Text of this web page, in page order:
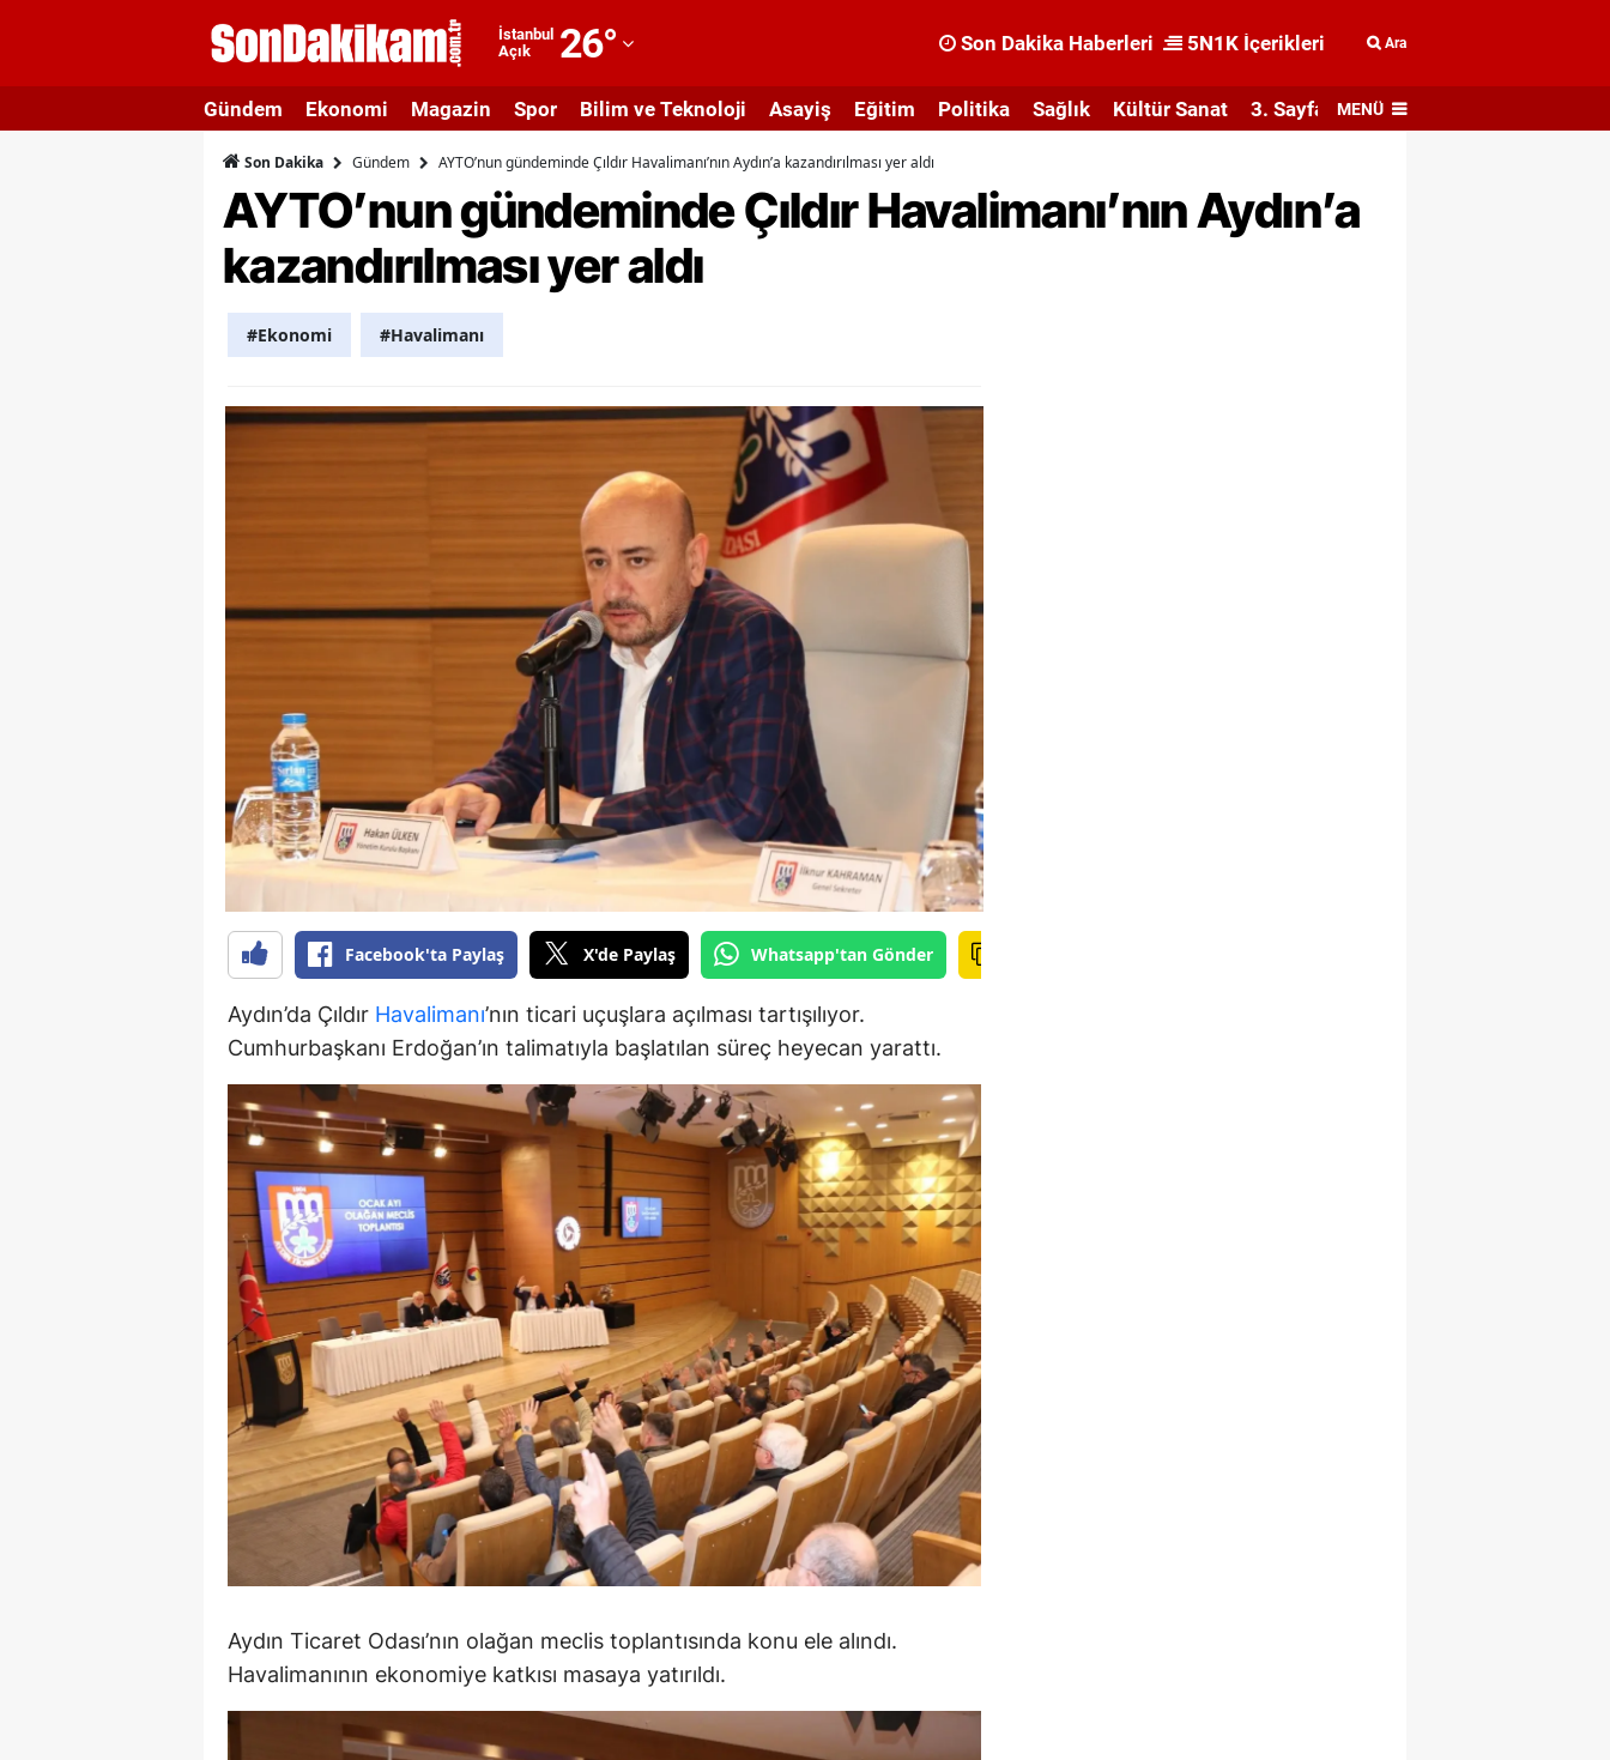
İstanbul
Açık
26°
Adıyaman
Afyonkarahisar
Ağrı
Amasya
Artvin
Balıkesir
Bingöl
Bitlis
Bolu
Burdur
Bursa
Çanakkale
Çankırı
Çorum
Denizli
Diyarbakır
Edirne
Elazığ
Erzincan
Erzurum
Eskişehir
Gaziantep
Giresun
Gümüşhane
Hakkari
Hatay
Isparta
Mersin
Son Dakika Haberleri 5N1K İçerikleri Ara
Gündem Ekonomi Magazin Spor Bilim ve Teknoloji Asayiş Eğitim Politika Sağlık Kültür Sanat 3. Sayfa MENÜ
Son Dakika Gündem AYTO’nun gündeminde Çıldır Havalimanı’nın Aydın’a kazandırılması yer aldı
AYTO’nun gündeminde Çıldır Havalimanı’nın Aydın’a
kazandırılması yer aldı
#Ekonomi #Havalimanı
Facebook'ta Paylaş X'de Paylaş Whatsapp'tan Gönder
Aydın’da Çıldır Havalimanı’nın ticari uçuşlara açılması tartışılıyor.
Cumhurbaşkanı Erdoğan’ın talimatıyla başlatılan süreç heyecan yarattı.
Aydın Ticaret Odası’nın olağan meclis toplantısında konu ele alındı.
Havalimanının ekonomiye katkısı masaya yatırıldı.